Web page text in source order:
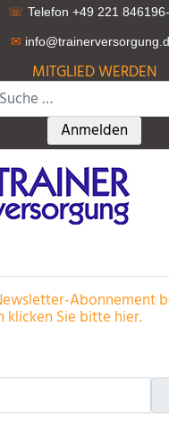
☏ Telefon +49 221
✉ info@trainerversorgung.d
MITGLIED WERDEN
Type 2 or
Anmelden
Abonnement
klicken Sie bitte hier.